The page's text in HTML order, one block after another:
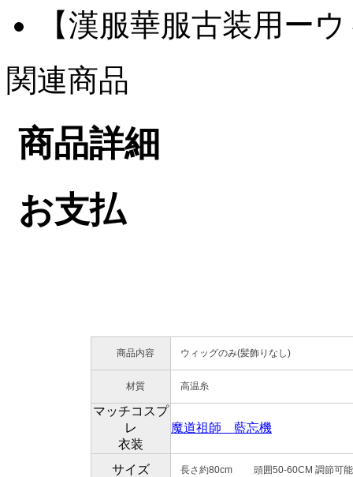
【漢服華服古装用ー
関連商品
商品詳細
お支払
商品内容 ウィッグのみ(髪飾りなし)
材質 高温糸
マッチコスプ
レ
衣装
魔道祖師 藍忘機
サイズ 長さ約80cm 頭囲50-60CM 調節可能